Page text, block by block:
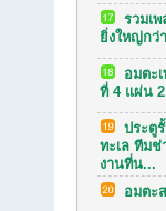
รวมเ
ยิ่งใหญ่กว่
อมตะ
ที่ 4 แผ่น
ประตู
ทะเล ทีม
งานที่น...
อมตะ